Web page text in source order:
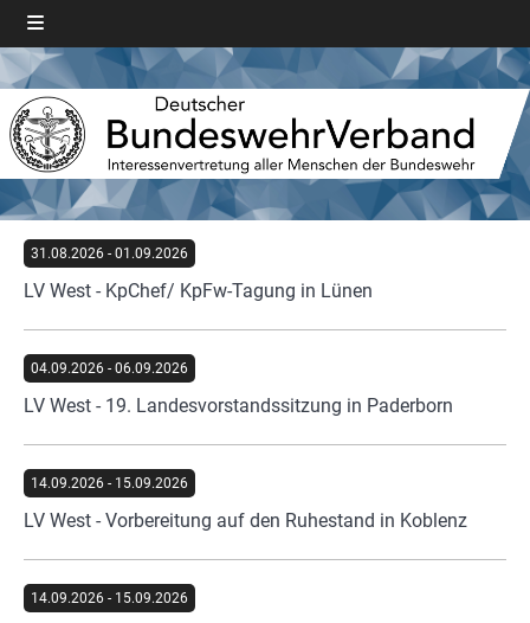
31.08.2026 - 01.09.2026
LV West - KpChef/ KpFw-Tagung in Lünen
04.09.2026 - 06.09.2026
LV West - 19. Landesvorstandssitzung in Paderborn
14.09.2026 - 15.09.2026
LV West - Vorbereitung auf den Ruhestand in Koblenz
14.09.2026 - 15.09.2026